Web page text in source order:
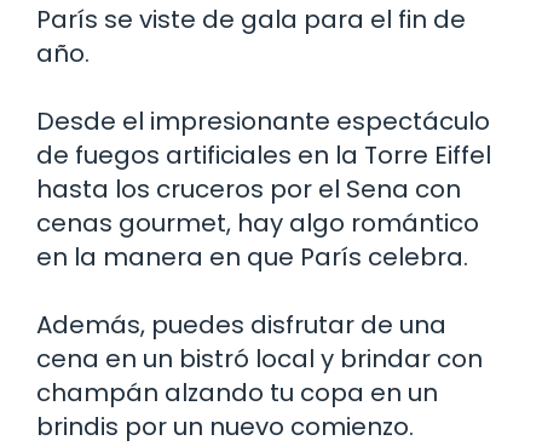
París se viste de gala para el fin de
año.
Desde el impresionante espectáculo
de fuegos artificiales en la Torre Eiffel
hasta los cruceros por el Sena con
cenas gourmet, hay algo romántico
en la manera en que París celebra.
Además, puedes disfrutar de una
cena en un bistró local y brindar con
champán alzando tu copa en un
brindis por un nuevo comienzo.